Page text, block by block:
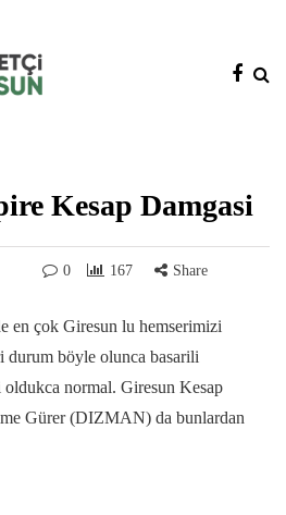
Kesap Damgasi
0 167 Share
en çok Giresun lu hemserimizi
durum böyle olunca basarili
normal. Giresun Kesap
Gürer (DIZMAN) da bunlardan